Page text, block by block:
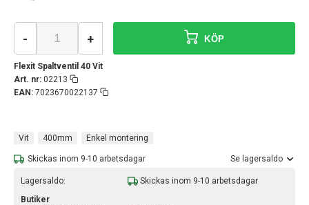
Flexit Spaltventil 40 Vit
Art. nr: 02213
EAN: 7023670022137
- + KÖP
Vit 400mm Enkel montering
Skickas inom 9-10 arbetsdagar Se lagersaldo
Lagersaldo:
Skickas inom 9-10 arbetsdagar
Butiker